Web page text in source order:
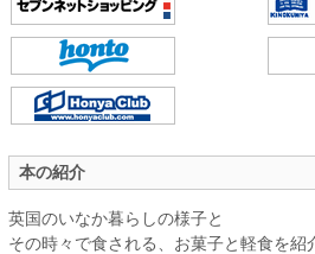
本の紹介
英国のいなか暮らしの様子と
その時々で食される、お菓子と軽食を紹